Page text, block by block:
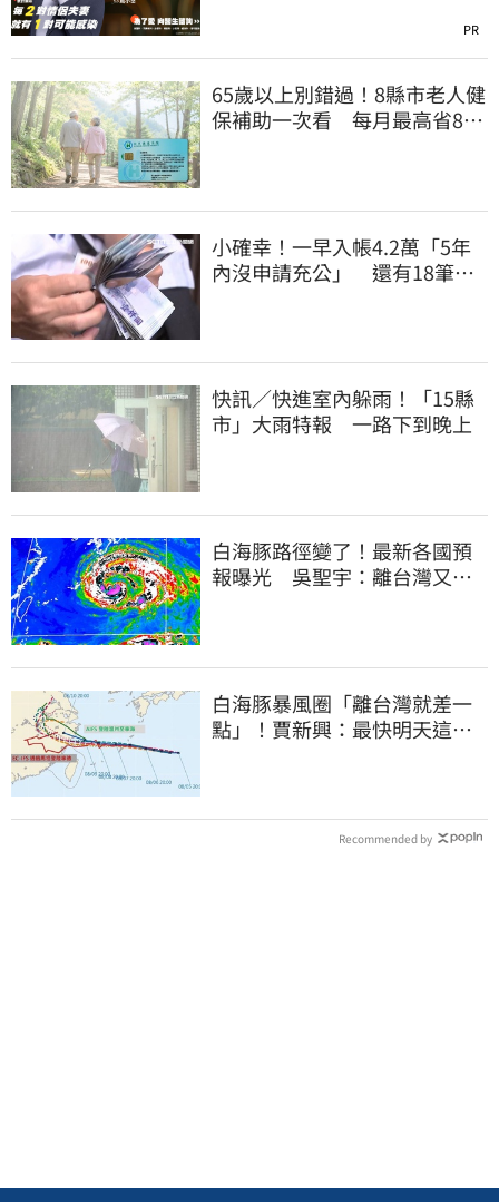
PR
65歲以上別錯過！8縣市老人健
保補助一次看 每月最高省826
小確幸！一早入帳4.2萬「5年
內沒申請充公」 還有18筆錢
快訊／快進室內躲雨！「15縣
市」大雨特報 一路下到晚上
白海豚路徑變了！最新各國預
報曝光 吳聖宇：離台灣又更
白海豚暴風圈「離台灣就差一
點」！賈新興：最快明天這時
Recommended by